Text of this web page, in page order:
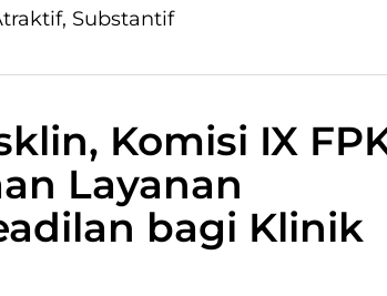
Substantif
Komisi IX
Layanan
bagi Klinik